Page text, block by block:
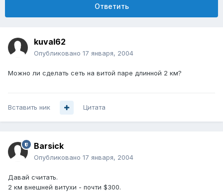
Ответить
kuval62
Опубликовано 17 января, 2004
Можно ли сделать сеть на витой паре длинной 2 км?
Вставить ник Цитата
Barsick
Опубликовано 17 января, 2004
Давай считать.
2 км внешней витухи - почти $300.